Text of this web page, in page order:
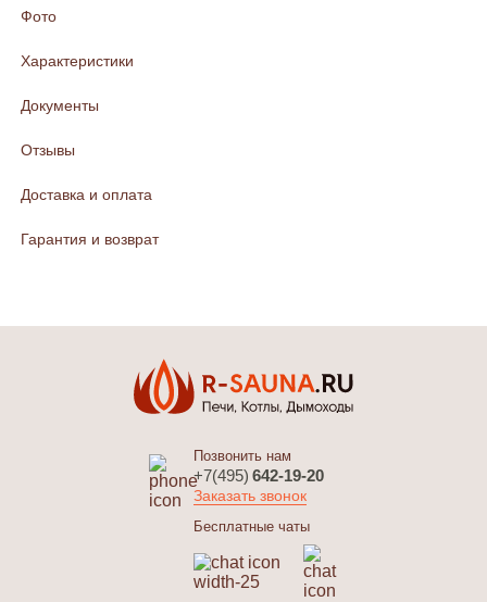
Фото
Характеристики
Документы
Отзывы
Доставка и оплата
Гарантия и возврат
Позвонить нам
+7(495) 642-19-20
Заказать звонок
Бесплатные чаты